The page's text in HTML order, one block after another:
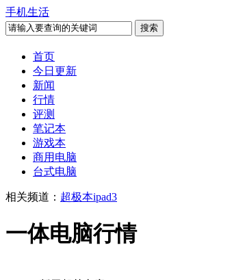
手机生活
首页
今日更新
新闻
行情
评测
笔记本
游戏本
商用电脑
台式电脑
相关频道： 超极本ipad3
一体电脑行情